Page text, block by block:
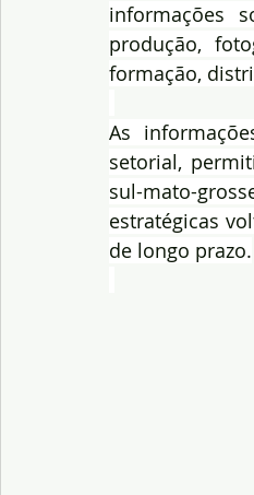
informações
produção,
formação,
As
setorial,
sul-mato-
estratégicas
de longo prazo.